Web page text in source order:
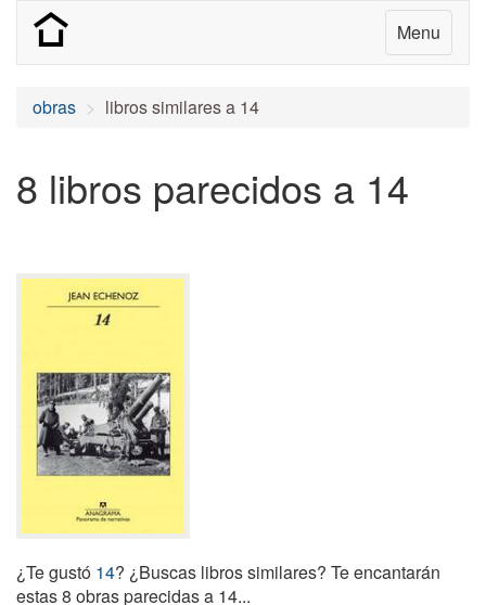
Menu
obras libros similares a 14
8 libros parecidos a 14
¿Te gustó 14? ¿Buscas libros similares? Te encantarán
estas 8 obras parecidas a 14...